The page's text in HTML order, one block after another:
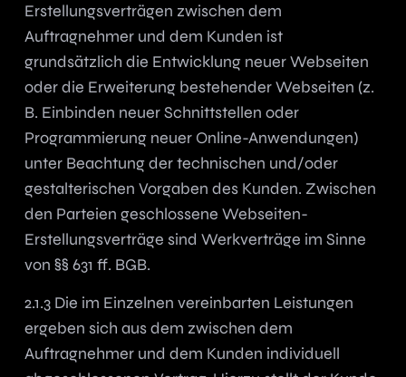
Erstellungsverträgen zwischen dem
Auftragnehmer und dem Kunden ist
grundsätzlich die Entwicklung neuer Webseiten
oder die Erweiterung bestehender Webseiten (z.
B. Einbinden neuer Schnittstellen oder
Programmierung neuer Online-Anwendungen)
unter Beachtung der technischen und/oder
gestalterischen Vorgaben des Kunden. Zwischen
den Parteien geschlossene Webseiten-
Erstellungsverträge sind Werkverträge im Sinne
von §§ 631 ff. BGB.
2.1.3 Die im Einzelnen vereinbarten Leistungen
ergeben sich aus dem zwischen dem
Auftragnehmer und dem Kunden individuell